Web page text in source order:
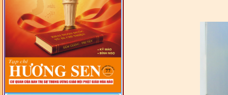
PGHH NHIỆM KỲ VI (2024-
2029) CHO TRỊ SỰ VIÊN
TRUNG ƯƠNG, BAN ĐẠI
DIỆN TỈNH VÀ GIÁO LÝ
VIÊN - CHUYÊN ĐỀ: SỰ RA
ĐỜI, BẢN CHẤT, CHỨC
NĂNG VÀ HÌNH THỨC CỦA
NƯỚC CHXHCN VIỆT NAM